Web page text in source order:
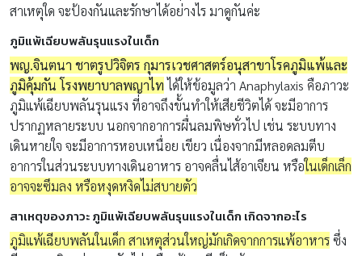
สาเหตุใด จะป้องกันและรักษาได้อย่างไร มาดูกันค่ะ
ภูมิแพ้เฉียบพลันรุนแรงในเด็ก
พญ.จินตนา ชาตรูปวิจิตร กุมารเวชศาสตร์อนุสาขาโรคภูมิแพ้และ
ภูมิคุ้มกัน โรงพยาบาลพญาไทได้ให้ข้อมูลว่า Anaphylaxis คือภาวะ
ภูมิแพ้เฉียบพลันรุนแรง ที่อาจถึงขั้นทำให้เสียชีวิตได้ จะมีอาการ
ปรากฏหลายระบบ นอกจากอาการผื่นลมพิษทั่วไป เช่น ระบบทาง
เดินหายใจ จะมีอาการหอบเหนื่อย เขียว เนื่องจากมีหลอดลมตีบ
อาการในส่วนระบบทางเดินอาหาร อาจคลื่นไส้อาเจียน หรือในเด็กเล็ก
อาจจะซึมลง หรือหงุดหงิดไม่สบายตัว
สาเหตุของภาวะ ภูมิแพ้เฉียบพลันรุนแรงในเด็ก เกิดจากอะไร
ภูมิแพ้เฉียบพลันในเด็ก สาเหตุส่วนใหญ่มักเกิดจากการแพ้อาหาร ซึ่ง